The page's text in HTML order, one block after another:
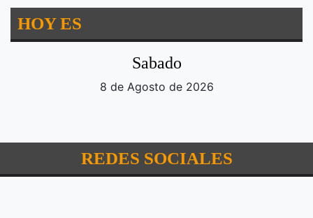
HOY ES
Sabado
8 de Agosto de 2026
REDES SOCIALES